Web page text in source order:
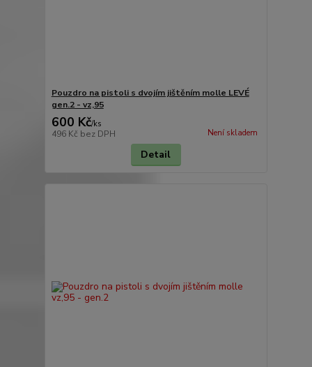
Pouzdro na pistoli s dvojím jištěním molle LEVÉ
gen.2 - vz,95
600 Kč/ks
496 Kč bez DPH Není skladem
Detail